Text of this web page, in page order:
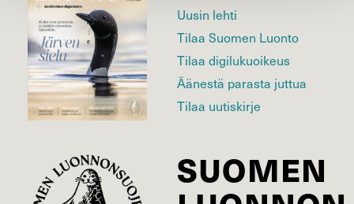
Uusin lehti
Tilaa Suomen Luonto
Tilaa digilukuoikeus
Äänestä parasta juttua
Tilaa uutiskirje
SUOMEN